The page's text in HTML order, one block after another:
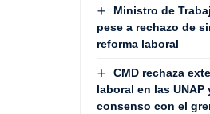
Ministro de
pese a rechazo de
reforma laboral
CMD rechaza
laboral en las
consenso con el